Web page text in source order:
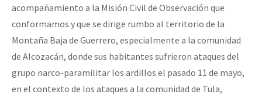
acompañamiento a la Misión Civil de Observación que
conformamos y que se dirige rumbo al territorio de la
Montaña Baja de Guerrero, especialmente a la comunidad
de Alcozacán, donde sus habitantes sufrieron ataques del
grupo narco-paramilitar los ardillos el pasado 11 de mayo,
en el contexto de los ataques a la comunidad de Tula,